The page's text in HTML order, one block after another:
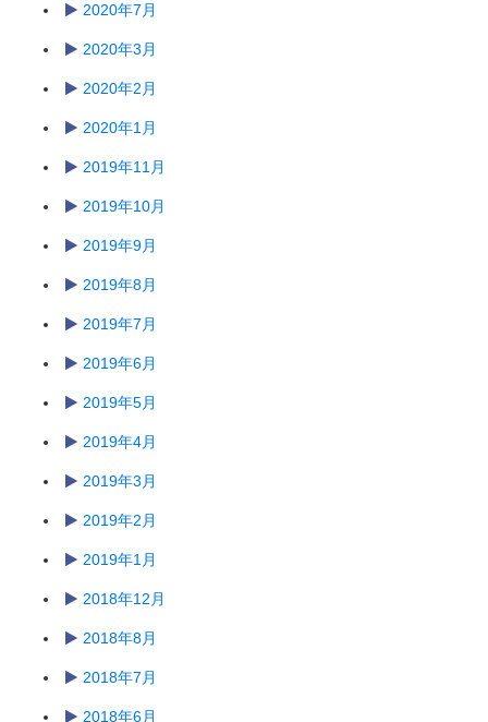
2020年7月
2020年3月
2020年2月
2020年1月
2019年11月
2019年10月
2019年9月
2019年8月
2019年7月
2019年6月
2019年5月
2019年4月
2019年3月
2019年2月
2019年1月
2018年12月
2018年8月
2018年7月
2018年6月